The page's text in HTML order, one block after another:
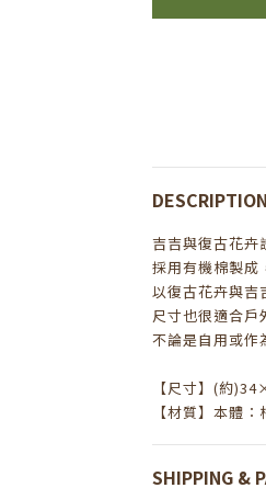
DESCRIPTION
吉吉與復古花卉
採用有機棉製成
以復古花卉與
尺寸也很適合戶
不論是自用或
【尺寸】(約
【材質】本體
SHIPPING &